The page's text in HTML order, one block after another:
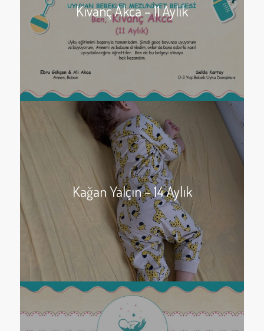
Kıvanç Akca – 11 Aylık
Kağan Yalçın – 14 Aylık